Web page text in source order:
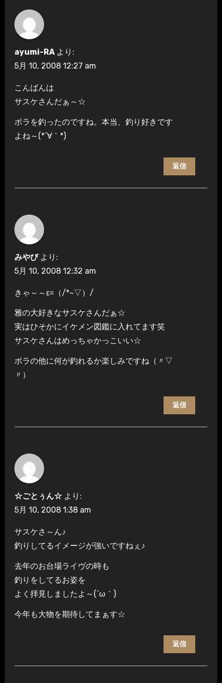
シ
ョ
ン
ayumi-RA より:
5月 10, 2008 12:27 am
こんばんは
サスケさんだぁ～☆
ボラを釣ったのですね。本当、釣り好きです
よね～(*´∀｀*)
返信
みやび より:
5月 10, 2008 12:32 am
きゃ～～ε=（/*~▽）/
雅の大好きなサスケさんだぁ☆
実はひそかにイケメン図鑑に入れてます笑
サスケさんはめっちゃかっこいい☆
ボラの他に何が釣れるか楽しみですね（〃▽
〃）
返信
☆ごとぅん☆ より:
5月 10, 2008 1:38 am
サスケさ～ん♪
釣りしてるイメージが強いですねぇ♪
去年のお台場ライヴの時も
釣りをしてるお姿を
よく拝見しましたよ～(´ω｀)
今年も大物を期待してまぁす☆
返信